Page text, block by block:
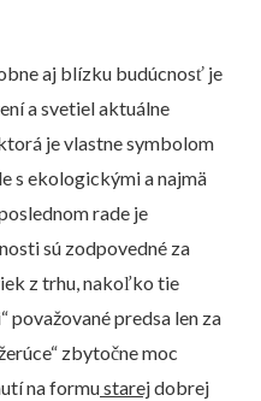
aj blízku budúcnosť je
a svetiel aktuálne
je vlastne symbolom
s ekologickými a najmä
rade je
sú zodpovedné za
z trhu, nakoľko tie
považované predsa len za
zbytočne moc
na formustarejdobrej